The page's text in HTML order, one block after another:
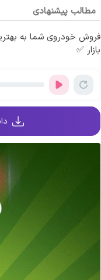
مطالب پیشنهادی
فروش خودروی شما به
بازار ✅